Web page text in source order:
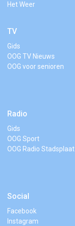
Het Weer
TV
Gids
OOG TV Nieuws
OOG voor senioren
Radio
Gids
OOG Sport
OOG Radio Stadsplaat
Social
Facebook
Instagram